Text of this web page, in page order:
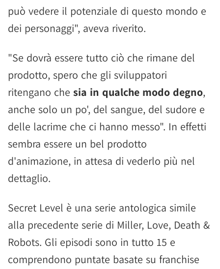
può vedere il potenziale di questo mondo e
dei personaggi", aveva riverito.
"Se dovrà essere tutto ciò che rimane del
prodotto, spero che gli sviluppatori
ritengano che sia in qualche modo degno,
anche solo un po', del sangue, del sudore e
delle lacrime che ci hanno messo". In effetti
sembra essere un bel prodotto
d'animazione, in attesa di vederlo più nel
dettaglio.
Secret Level è una serie antologica simile
alla precedente serie di Miller, Love, Death &
Robots. Gli episodi sono in tutto 15 e
comprendono puntate basate su franchise